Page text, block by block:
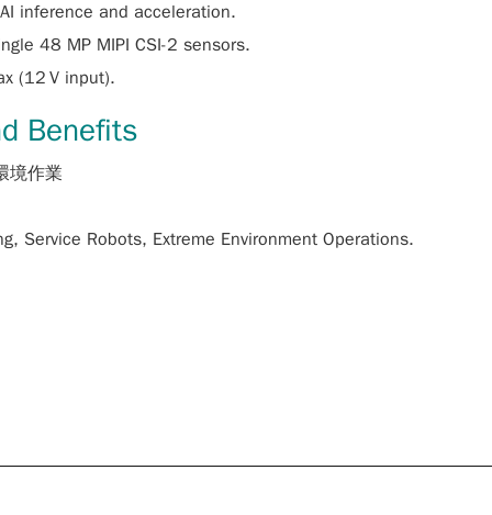
inference and acceleration.
48 MP MIPI CSI-2 sensors.
(12 V input).
Benefits
境作業
Service Robots, Extreme Environment Operations.